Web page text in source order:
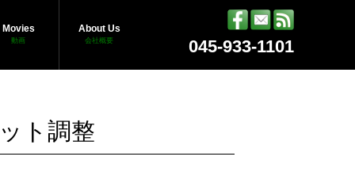
Movies
動画
About Us
会社概要 045-933-1101
ト調整